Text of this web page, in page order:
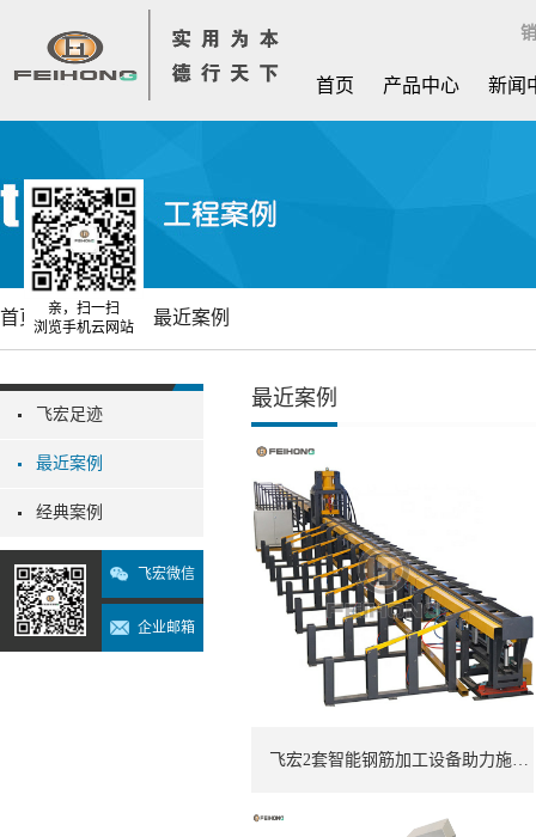
首页 产品中心 新闻
飞宏足迹
最近案例
经典案例
飞宏微信
企业邮箱
首页 工程案例 最近案例
最近案例
飞宏2套智能钢筋加工设备助力施工项目建设
亲，扫一扫
浏览手机云网站